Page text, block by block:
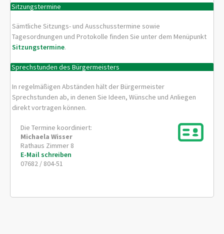
Sitzungstermine
Sämtliche Sitzungs- und Ausschusstermine sowie
Tagesordnungen und Protokolle finden Sie unter dem Menüpunkt
Sitzungstermine.
Sprechstunden des Bürgermeisters
In regelmäßigen Abständen hält der Bürgermeister
Sprechstunden ab, in denen Sie Ideen, Wünsche und Anliegen
direkt vortragen können.
Die Termine koordiniert:
Michaela Wisser
Rathaus Zimmer 8
E-Mail schreiben
07682 / 804-51